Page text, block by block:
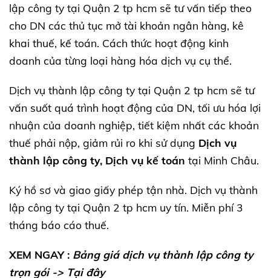
lập công ty tại Quận 2 tp hcm sẽ tư vấn tiếp theo
cho DN các thủ tục mở tài khoản ngân hàng, kê
khai thuế, kế toán. Cách thức hoạt động kinh
doanh của từng loại hàng hóa dịch vụ cụ thể.
Dịch vụ thành lập công ty tại Quận 2 tp hcm sẽ tư
vấn suốt quá trình hoạt động của DN, tối ưu hóa lợi
nhuận của doanh nghiệp, tiết kiệm nhất các khoản
thuế phải nộp, giảm rủi ro khi sử dụng Dịch vụ
thành lập công ty, Dịch vụ kế toán tại Minh Châu.
Ký hồ sơ và giao giấy phép tận nhà. Dịch vụ thành
lập công ty tại Quận 2 tp hcm uy tín. Miễn phí 3
tháng báo cáo thuế.
XEM NGAY : Bảng giá dịch vụ thành lập công ty
trọn gói -> Tại đây